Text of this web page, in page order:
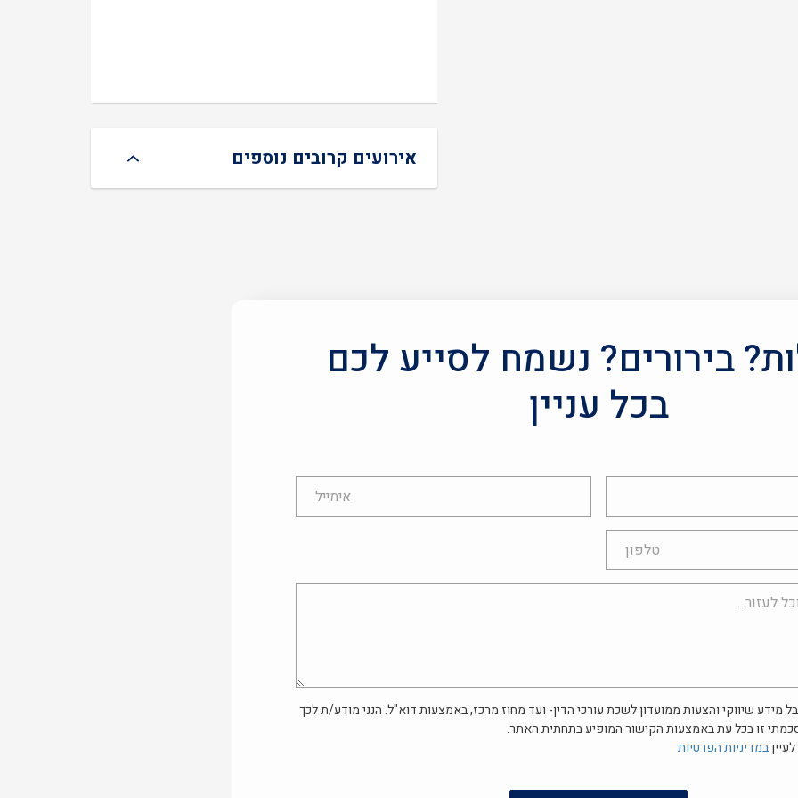
אירועים קרובים נוספים
בירורים? נשמח לסייע לכם
בכל עניין
אימייל
מידע שיווקי והצעות ממועדון לשכת עורכי הדין- ועד מחוז מרכז, באמצעות דוא"ל. הנני מודע/ת לכך
זו בכל עת באמצעות הקישור המופיע בתחתית האתר.
במדיניות הפרטיות